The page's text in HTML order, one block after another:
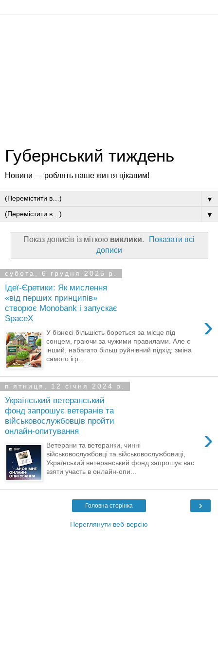
Губернський тиждень
Новини — роблять наше життя цікавим!
▼
▼
Показ дописів із міткою виклики.
Показати всі
дописи
субота, 6 грудня 2025 р.
Ідеї-Єретики: Як мислення
«від перших принципів»
створює Monobank і запускає
SpaceX
›
У бізнесі більшість бореться за місце під
сонцем, граючи за чужими правилами. Але є
інший, набагато більш руйнівний підхід: зміна
самого ігр...
пʼятниця, 12 січня 2024 р.
Український ветеранський
фонд запрошує ветеранів та
військовослужбовців пройти
онлайн-опитування
›
Ветерани та ветеранки, чинні
військовослужбовці та військовослужбовиці,
Український ветеранський фонд запрошує вас
взяти участь в онлайн-опи...
›
Головна сторінка
Переглянути веб-версію